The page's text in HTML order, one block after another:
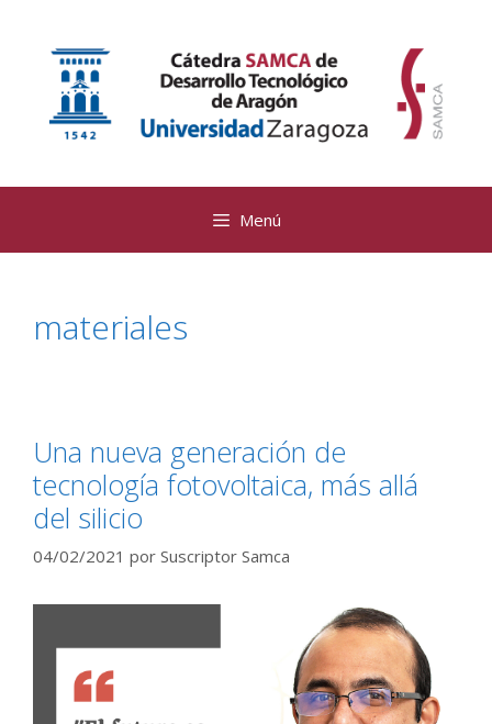
contenido
Menú
materiales
Una nueva generación de
tecnología fotovoltaica, más allá
del silicio
04/02/2021 por Suscriptor Samca